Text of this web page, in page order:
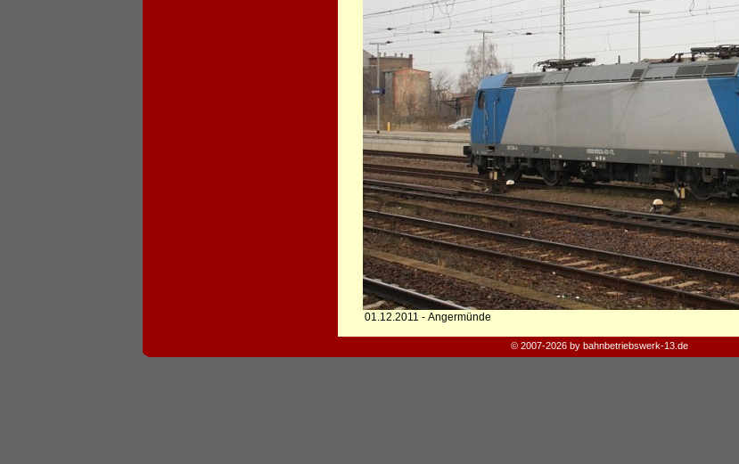
01.12.2011 - Angermünde
© 2007-2026 by bahnbetriebswerk-13.de